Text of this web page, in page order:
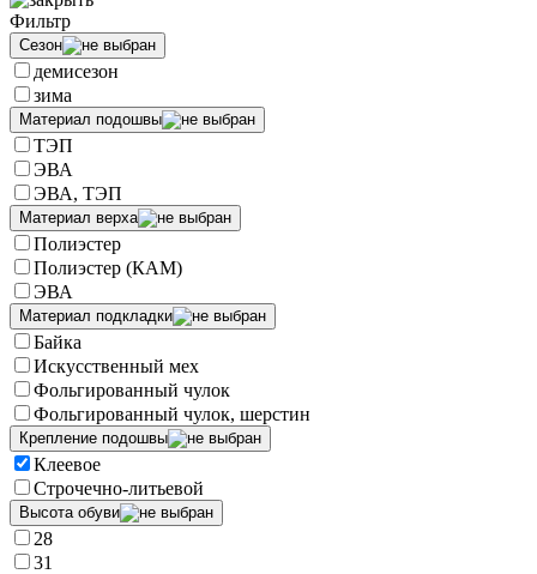
Фильтр
Сезон
демисезон
зима
Материал подошвы
ТЭП
ЭВА
ЭВА, ТЭП
Материал верха
Полиэстер
Полиэстер (КАМ)
ЭВА
Материал подкладки
Байка
Искусственный мех
Фольгированный чулок
Фольгированный чулок, шерстин
Крепление подошвы
Клеевое
Строчечно-литьевой
Высота обуви
28
31